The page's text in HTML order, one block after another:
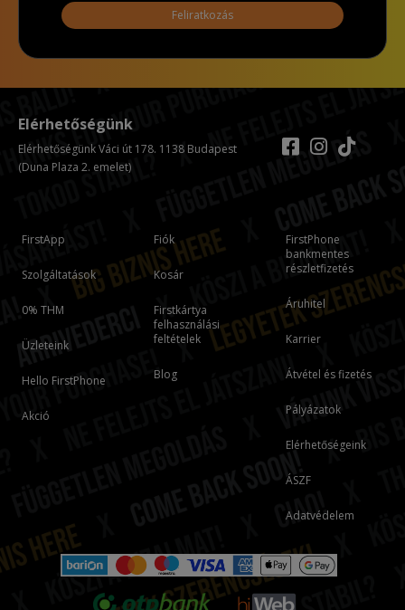
Feliratkozás
FirstApp
Szolgáltatások
0% THM
Üzleteink
Hello FirstPhone
Akció
Fiók
Kosár
Firstkártya
felhasználási
feltételek
Blog
FirstPhone
bankmentes
részletfizetés
Áruhitel
Karrier
Átvétel és fizetés
Pályázatok
Elérhetőségeink
ÁSZF
Adatvédelem
Elérhetőségünk
Elérhetőségünk Váci út 178. 1138 Budapest
(Duna Plaza 2. emelet)